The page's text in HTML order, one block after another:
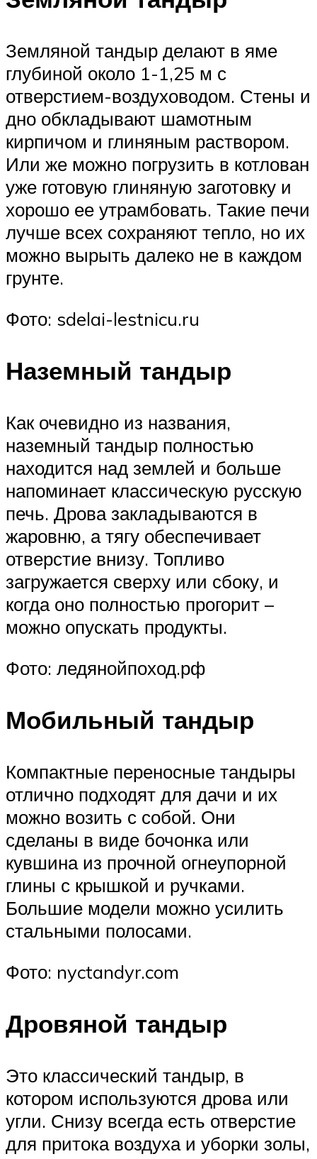
Земляной тандыр делают в яме
глубиной около 1-1,25 м с
отверстием-воздуховодом. Стены и
дно обкладывают шамотным
кирпичом и глиняным раствором.
Или же можно погрузить в котлован
уже готовую глиняную заготовку и
хорошо ее утрамбовать. Такие печи
лучше всех сохраняют тепло, но их
можно вырыть далеко не в каждом
грунте.
Фото: sdelai-lestnicu.ru
Наземный тандыр
Как очевидно из названия,
наземный тандыр полностью
находится над землей и больше
напоминает классическую русскую
печь. Дрова закладываются в
жаровню, а тягу обеспечивает
отверстие внизу. Топливо
загружается сверху или сбоку, и
когда оно полностью прогорит –
можно опускать продукты.
Фото: ледянойпоход.рф
Мобильный тандыр
Компактные переносные тандыры
отлично подходят для дачи и их
можно возить с собой. Они
сделаны в виде бочонка или
кувшина из прочной огнеупорной
глины с крышкой и ручками.
Большие модели можно усилить
стальными полосами.
Фото: nyctandyr.com
Дровяной тандыр
Это классический тандыр, в
котором используются дрова или
угли. Снизу всегда есть отверстие
для притока воздуха и уборки золы,